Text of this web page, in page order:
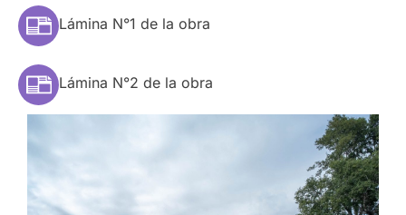
Lámina N°1 de la obra
Lámina N°2 de la obra